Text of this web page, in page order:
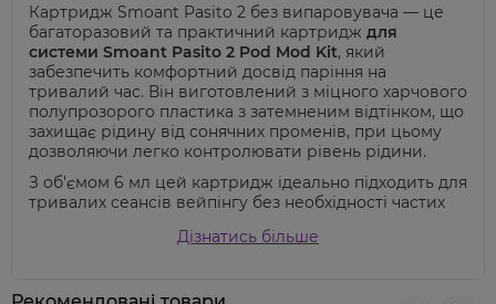
Картридж Smoant Pasito 2 без випаровувача — це
багаторазовий та практичний картридж для
системи Smoant Pasito 2 Pod Mod Kit, який
забезпечить комфортний досвід паріння на
тривалий час. Він виготовлений з міцного харчового
полупрозорого пластика з затемненим відтінком, що
захищає рідину від сонячних променів, при цьому
дозволяючи легко контролювати рівень рідини.
З об'ємом 6 мл цей картридж ідеально підходить для
тривалих сеансів вейпінгу без необхідності частих
які цінують автономність та тривале використання.
випаровувачами Pasito 2 та Knight 80 Coils,
Дізнатись більше